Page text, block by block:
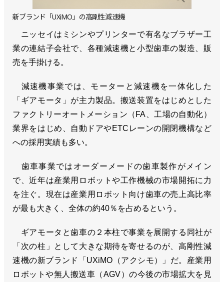
新ブランド「UXiMO」の高剛性減速機
ニッセイはミシンやプリンターで有名なブラザー工
業の連結子会社で、各種減速機と小型歯車の製造、販
売を手掛ける。
減速機事業では、モーターと減速機を一体化した
「ギアモータ」が主力製品。搬送装置をはじめとした
ファクトリーオートメーション（FA、工場の自動化）
業界をはじめ、自動ドアやETCレーンの開閉機構など
への採用実績も多い。
歯車事業ではオーダーメードの歯車製作がメイン
で、近年は産業用ロボットや工作機械の市場開拓に力
を注ぐ。現在は産業用ロボット向け歯車の売上高比率
が最も大きく、全体の約40％を占めるという。
ギアモータと歯車の２本柱で事業を展開する同社が
「次の柱」として大きな期待を寄せるのが、高剛性減
速機の新ブランド「UXiMO（アクシモ）」だ。産業用
ロボットや無人搬送車（AGV）の今後の市場拡大を見